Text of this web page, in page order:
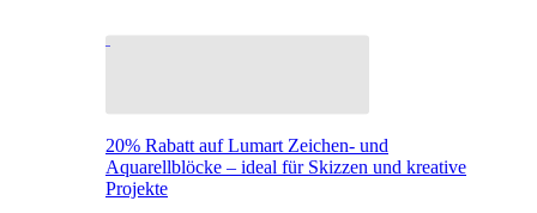
20% Rabatt auf Lumart Zeichen- und
Aquarellblöcke – ideal für Skizzen und kreative
Projekte